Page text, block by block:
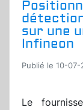
sur une
Infineon
Publié le 10-
Le